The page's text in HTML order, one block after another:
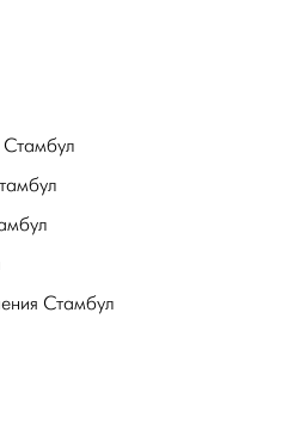
Стамбул
Стамбул